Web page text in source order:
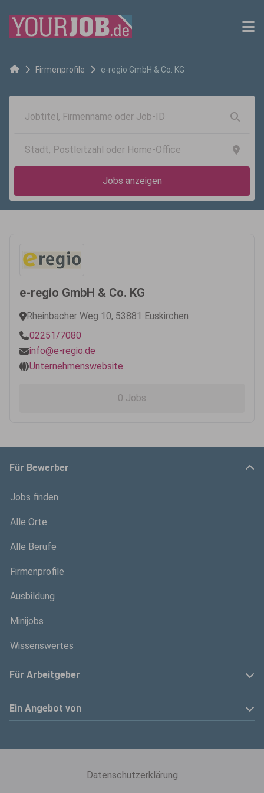
Firmenprofile e-regio GmbH & Co. KG
Jobs anzeigen
e-regio GmbH & Co. KG
Rheinbacher Weg 10, 53881 Euskirchen
02251/7080
info@e-regio.de
Unternehmenswebsite
0 Jobs
Für Bewerber
Jobs finden
Alle Orte
Alle Berufe
Firmenprofile
Ausbildung
Minijobs
Wissenswertes
Für Arbeitgeber
Anzeige schalten
Ein Angebot von
Datenschutzerklärung